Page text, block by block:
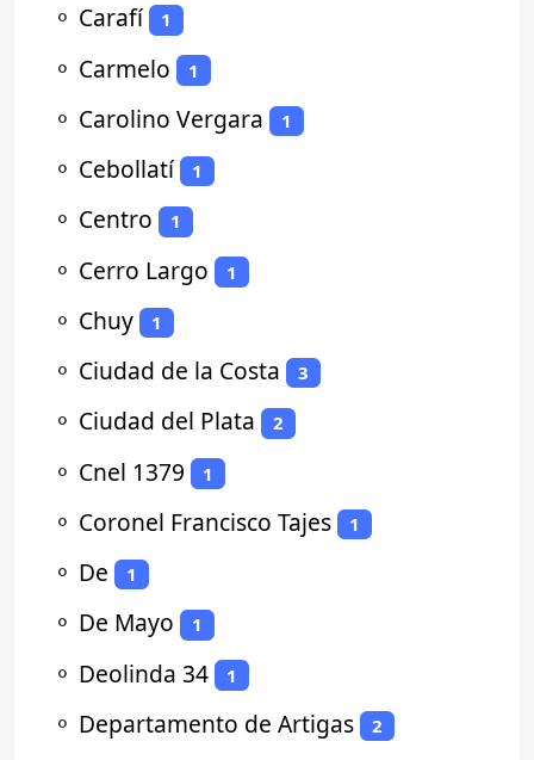
⚬ Carafí 1
⚬ Carmelo 1
⚬ Carolino Vergara 1
⚬ Cebollatí 1
⚬ Centro 1
⚬ Cerro Largo 1
⚬ Chuy 1
⚬ Ciudad de la Costa 3
⚬ Ciudad del Plata 2
⚬ Cnel 1379 1
⚬ Coronel Francisco Tajes 1
⚬ De 1
⚬ De Mayo 1
⚬ Deolinda 34 1
⚬ Departamento de Artigas 2